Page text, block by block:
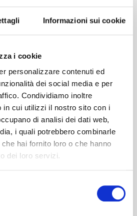
Informazioni sui cookie
i cookie
personalizzare contenuti ed
dei social media e per
Condividiamo inoltre
in cui utilizzi il nostro sito con i
di analisi dei dati web,
i quali potrebbero combinarle
hai fornito loro o che hanno
dei loro servizi.
ovviamente in piena
PDF
del sangue: Sapere è